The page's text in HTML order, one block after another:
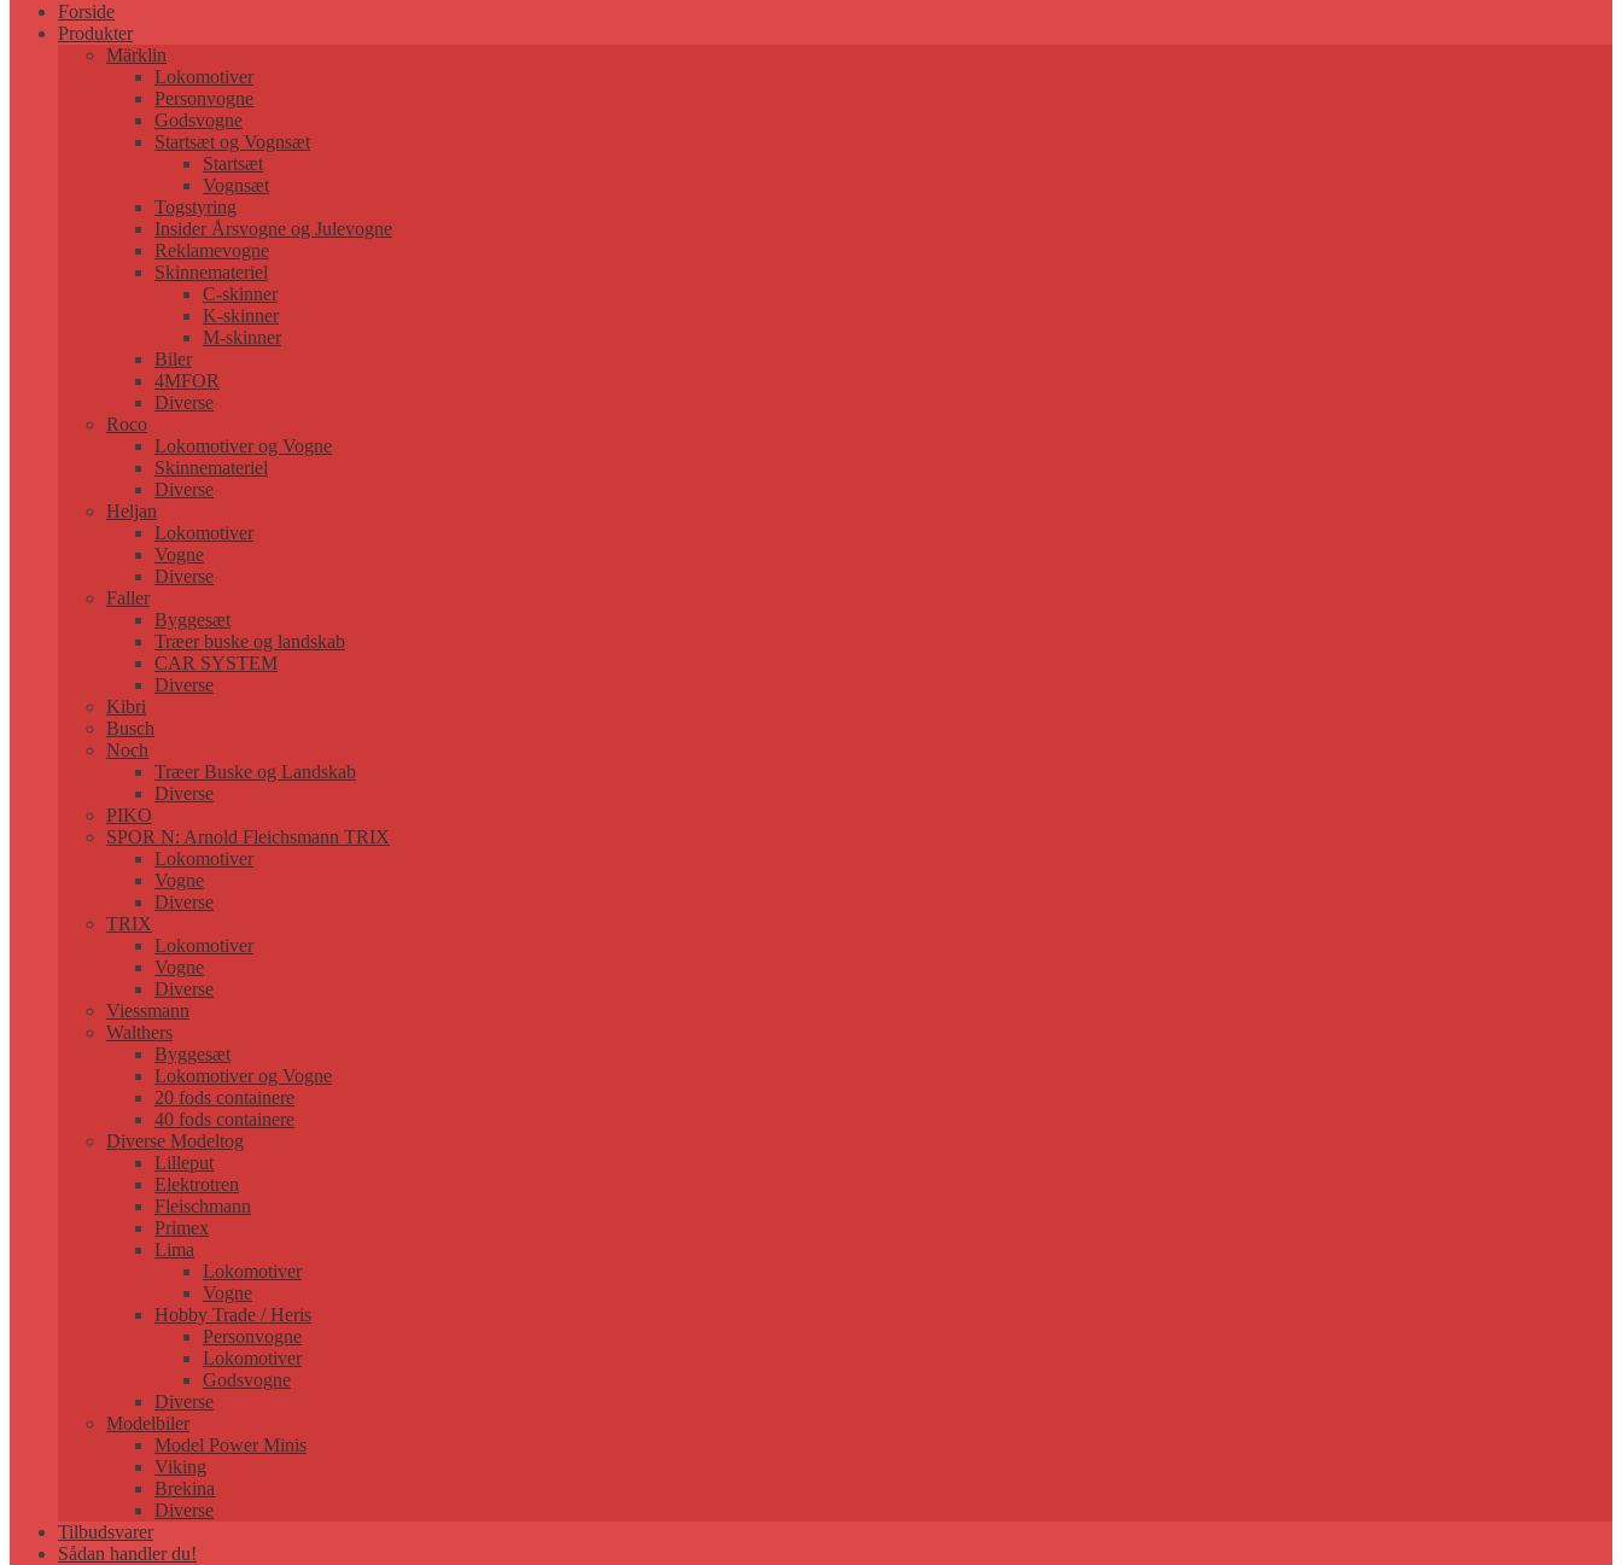
Forside
Produkter
Märklin
Lokomotiver
Personvogne
Godsvogne
Startsæt og Vognsæt
Startsæt
Vognsæt
Togstyring
Insider Årsvogne og Julevogne
Reklamevogne
Skinnemateriel
C-skinner
K-skinner
M-skinner
Biler
4MFOR
Diverse
Roco
Lokomotiver og Vogne
Skinnemateriel
Diverse
Heljan
Lokomotiver
Vogne
Diverse
Faller
Byggesæt
Træer buske og landskab
CAR SYSTEM
Diverse
Kibri
Busch
Noch
Træer Buske og Landskab
Diverse
PIKO
SPOR N: Arnold Fleichsmann TRIX
Lokomotiver
Vogne
Diverse
TRIX
Lokomotiver
Vogne
Diverse
Viessmann
Walthers
Byggesæt
Lokomotiver og Vogne
20 fods containere
40 fods containere
Diverse Modeltog
Lilleput
Elektrotren
Fleischmann
Primex
Lima
Lokomotiver
Vogne
Hobby Trade / Heris
Personvogne
Lokomotiver
Godsvogne
Diverse
Modelbiler
Model Power Minis
Viking
Brekina
Diverse
Tilbudsvarer
Sådan handler du!